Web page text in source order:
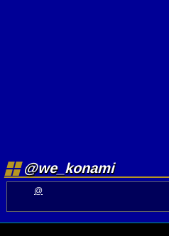
@we_konami
@